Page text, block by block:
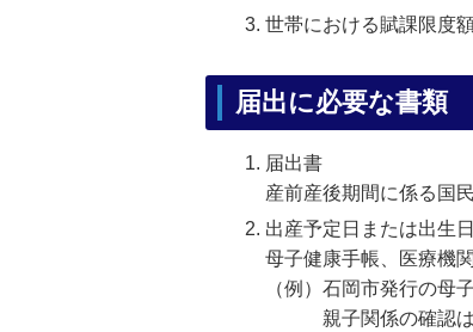
世帯における賦課限度
届出に必要な書類
届出書
産前産後期間に係る国
出産予定日または出生
母子健康手帳、医療機
（例）石岡市発行の母
親子関係の確認は1